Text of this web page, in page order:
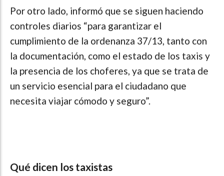
Por otro lado, informó que se siguen haciendo
controles diarios “para garantizar el
cumplimiento de la ordenanza 37/13, tanto con
la documentación, como el estado de los taxis y
la presencia de los choferes, ya que se trata de
un servicio esencial para el ciudadano que
necesita viajar cómodo y seguro”.
Qué dicen los taxistas